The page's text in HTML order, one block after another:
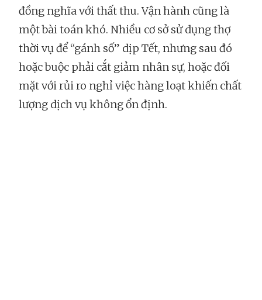
đồng nghĩa với thất thu. Vận hành cũng là
một bài toán khó. Nhiều cơ sở sử dụng thợ
thời vụ để “gánh số” dịp Tết, nhưng sau đó
hoặc buộc phải cắt giảm nhân sự, hoặc đối
mặt với rủi ro nghỉ việc hàng loạt khiến chất
lượng dịch vụ không ổn định.